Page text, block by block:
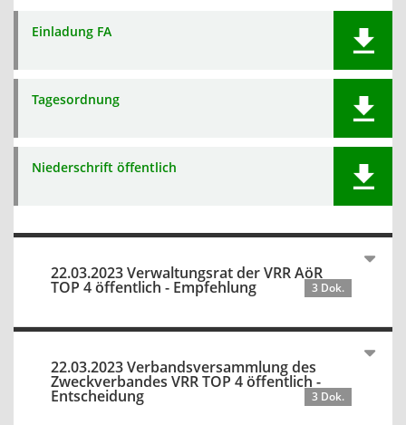
Einladung FA
Tagesordnung
Niederschrift öffentlich
22.03.2023 Verwaltungsrat der VRR AöR
TOP 4 öffentlich - Empfehlung 3 Dok.
22.03.2023 Verbandsversammlung des
Zweckverbandes VRR TOP 4 öffentlich -
Entscheidung 3 Dok.